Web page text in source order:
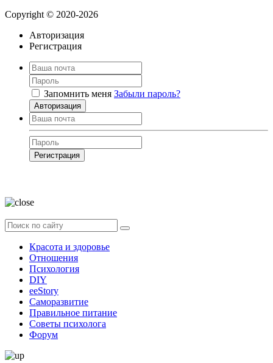
Copyright © 2020-2026
Авторизация
Регистрация
Запомнить меня Забыли пароль?
Авторизация
Регистрация
Красота и здоровье
Отношения
Психология
DIY
ееStory
Саморазвитие
Правильное питание
Советы психолога
Форум